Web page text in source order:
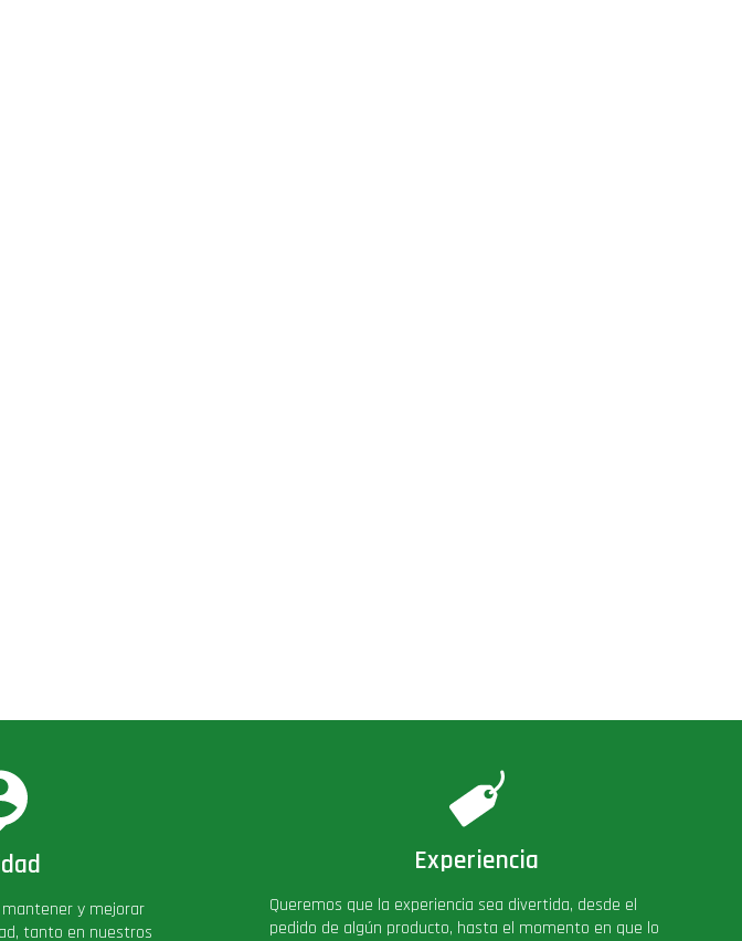
y mejorar
tanto en nuestros
Experiencia
Queremos que la experiencia sea divertida, desde el
pedido de algún producto, hasta el momento en que lo